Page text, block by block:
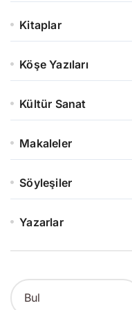
Kitaplar
Köşe Yazıları
Kültür Sanat
Makaleler
Söyleşiler
Yazarlar
S